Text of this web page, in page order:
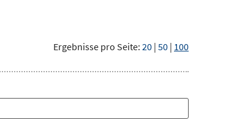
Ergebnisse pro Seite: 20 | 50 | 100